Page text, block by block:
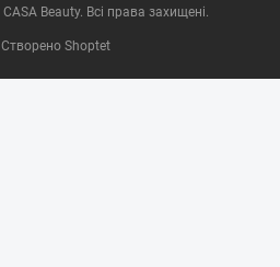
Створено Shoptet
CASA Beauty. Всі права захищені.